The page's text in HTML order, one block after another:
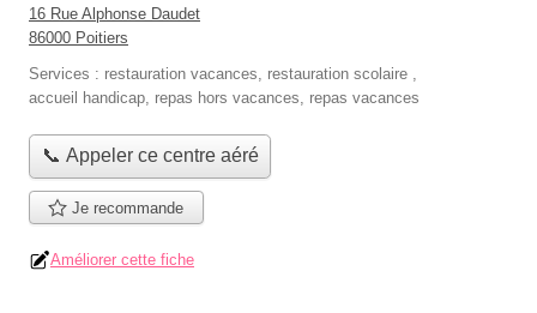
16 Rue Alphonse Daudet
86000 Poitiers
Services : restauration vacances, restauration scolaire ,
accueil handicap, repas hors vacances, repas vacances
📞 Appeler ce centre aéré
Je recommande
Améliorer cette fiche